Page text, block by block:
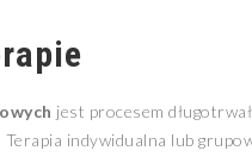
jest procesem
indywidualna lub